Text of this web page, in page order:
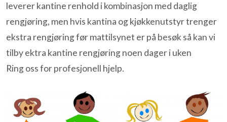
leverer kantine renhold i kombinasjon med daglig
rengjøring, men hvis kantina og kjøkkenutstyr trenger
ekstra rengjøring før mattilsynet er på besøk så kan vi
tilby ektra kantine rengjøring noen dager i uken
Ring oss for profesjonell hjelp.